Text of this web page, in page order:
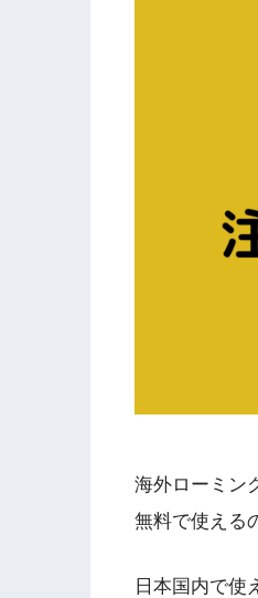
海外ローミン
無料で使える
日本国内で使